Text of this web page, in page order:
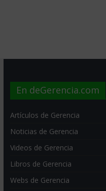
En deGerencia.com
Artículos de Gerencia
Noticias de Gerencia
Videos de Gerencia
Libros de Gerencia
Webs de Gerencia